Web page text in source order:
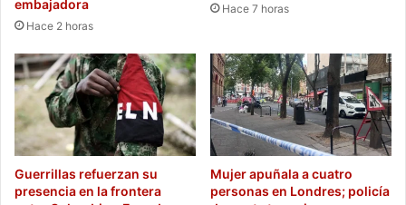
embajadora
Hace 2 horas
Hace 7 horas
Guerrillas refuerzan su
presencia en la frontera
Mujer apuñala a cuatro
personas en Londres; policía